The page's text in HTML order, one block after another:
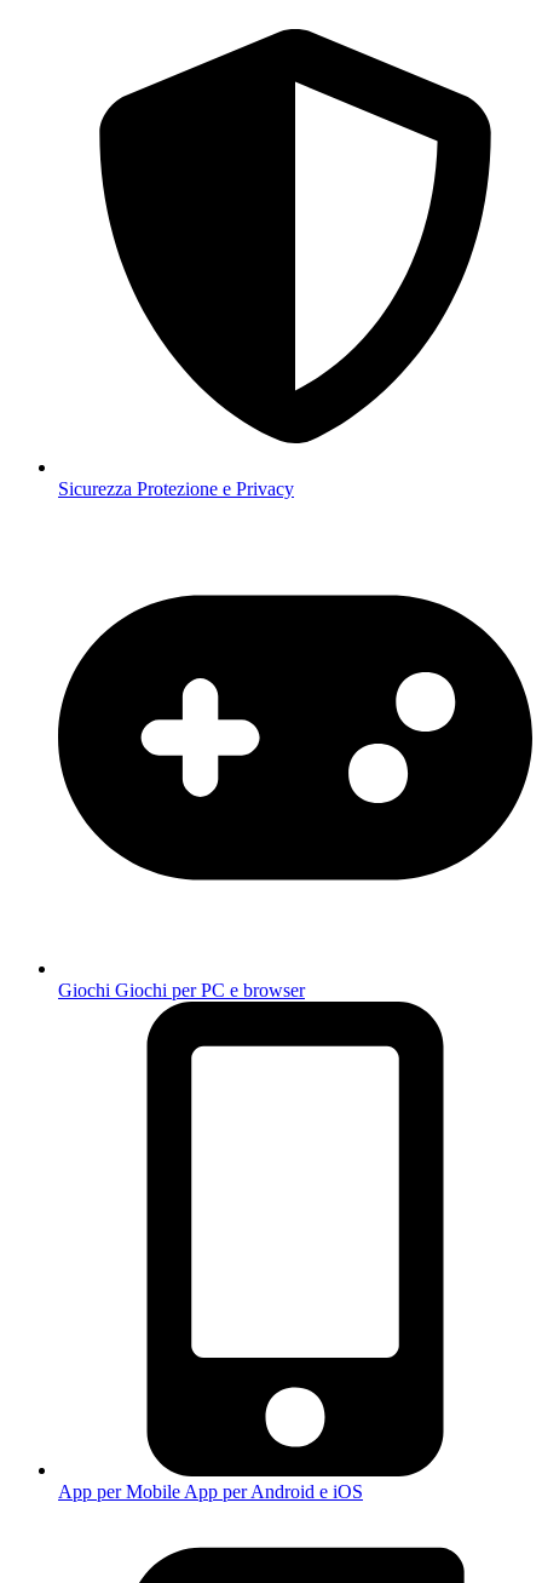
Sicurezza Protezione e Privacy
Giochi Giochi per PC e browser
App per Mobile App per Android e iOS